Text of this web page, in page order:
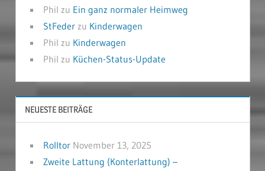
Phil zu Ein ganz normaler Heimweg
StFederzu Kinderwagen
Phil zu Kinderwagen
Phil zu Küchen-Status-Update
NEUESTE BEITRÄGE
Rolltor November 13, 2025
Zweite Lattung (Konterlattung) –